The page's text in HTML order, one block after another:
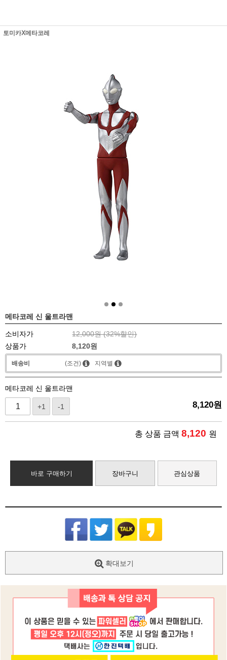
토미카Ⅹ메타코레
메타코레 신 울트라맨
소비자가 12,000원 (32%할인)
상품가
8,120원
배송비 (조건) 지역별
메타코레 신 울트라맨
+1 -1 8,120원
총 상품 금액 8,120 원
바로 구매하기 장바구니 관심상품
확대보기